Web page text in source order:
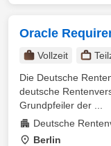
Oracle
Vollzeit
Die Deutsche
deutsche
Grundpfeiler der ...
Deutsche
Berlin